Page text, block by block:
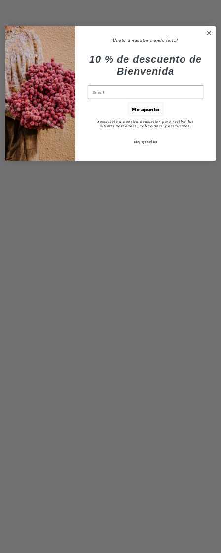
Unete a nuestro mundo floral
10 % de descuento de
Bienvenida
Me apunto
Suscríbete a nuestra newsletter para recibir las
últimas novedades, colecciones y descuentos.
No, gracias